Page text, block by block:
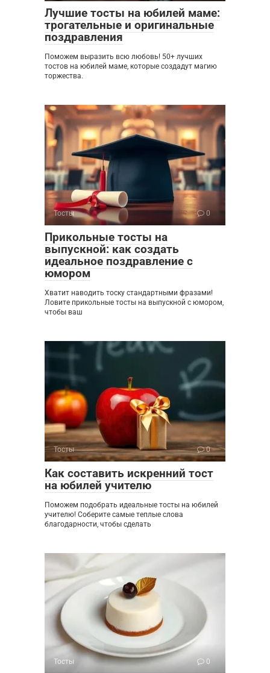
Лучшие тосты на юбилей маме:
трогательные и оригинальные
поздравления
Поможем выразить всю любовь! 50+ лучших
тостов на юбилей маме, которые создадут магию
торжества.
Тосты 0
Прикольные тосты на
выпускной: как создать
идеальное поздравление с
юмором
Хватит наводить тоску стандартными фразами!
Ловите прикольные тосты на выпускной с юмором,
чтобы ваш
Тосты 0
Как составить искренний тост
на юбилей учителю
Поможем подобрать идеальные тосты на юбилей
учителю! Соберите самые теплые слова
благодарности, чтобы сделать
Тосты 0